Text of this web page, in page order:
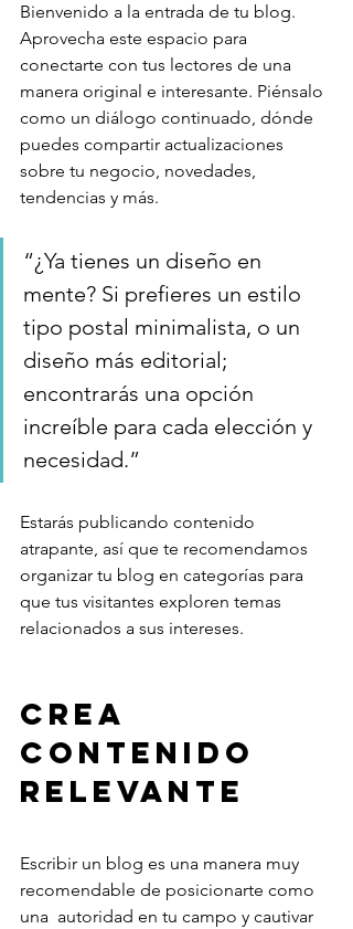
Bienvenido a la entrada de tu blog.
Aprovecha este espacio para
conectarte con tus lectores de una
manera original e interesante. Piénsalo
como un diálogo continuado, dónde
puedes compartir actualizaciones
sobre tu negocio, novedades,
tendencias y más.
“¿Ya tienes un diseño en
mente? Si prefieres un estilo
tipo postal minimalista, o un
diseño más editorial;
encontrarás una opción
increíble para cada elección y
necesidad.”
Estarás publicando contenido
atrapante, así que te recomendamos
organizar tu blog en categorías para
que tus visitantes exploren temas
relacionados a sus intereses.
Crea
contenido
relevante
Escribir un blog es una manera muy
recomendable de posicionarte como
una  autoridad en tu campo y cautivar